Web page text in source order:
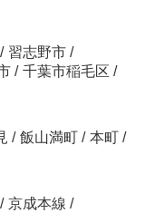
/ 習志野市 /
/ 千葉市稲毛区 /
/ 飯山満町 / 本町 /
/ 京成本線 /